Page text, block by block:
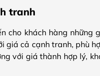
tranh
cho khách hàng
giá cả cạnh tranh, phù
với giá thành hợp lý,